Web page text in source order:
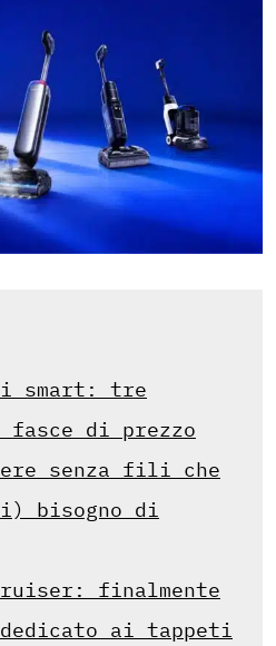
smart: tre
di prezzo
senza fili che
bisogno di
Cruiser: finalmente
ai tappeti